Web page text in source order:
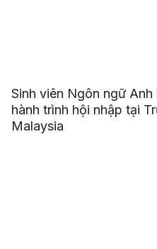
Sinh viên Ngôn ngữ
hành trình hội nhập tại
Malaysia